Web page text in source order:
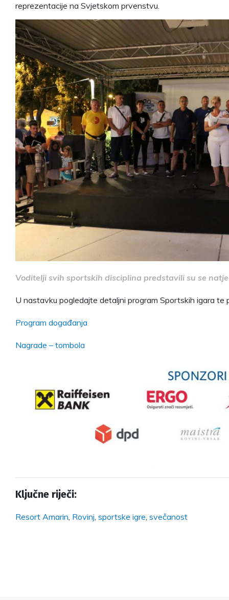
reprezentacije na Svjetskom prvenstvu.
Voditelji svih sportskih disciplina predstavili su se
U nastavku pogledajte detaljni program Sportskih igara te
Program događanja
Nagrade – tombola
Ključne riječi:
Resort Amarin Rovinj sportske igre svečanost